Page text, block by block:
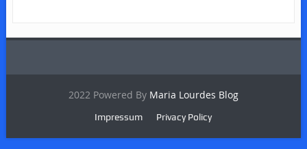
2022 Powered By Maria Lourdes Blog
Impressum Privacy Policy